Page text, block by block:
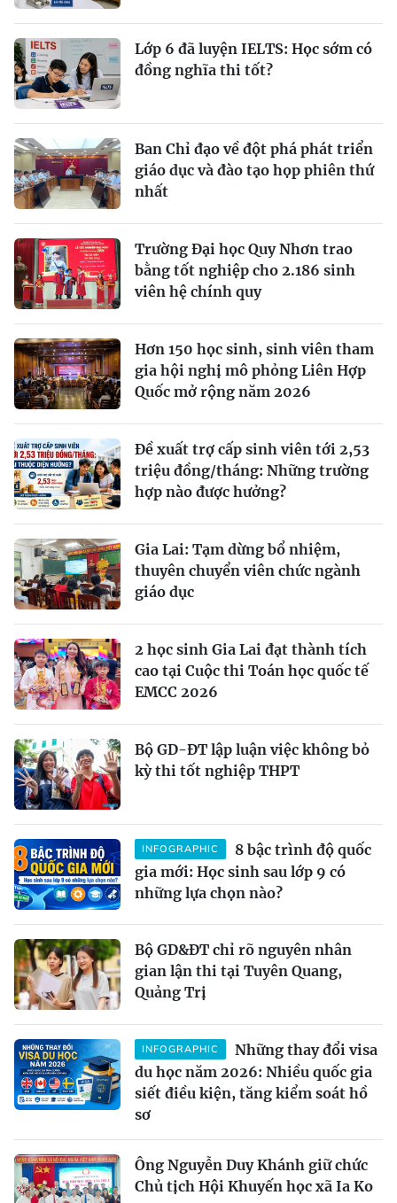
Lớp 6 đã luyện IELTS: Học sớm có
đồng nghĩa thi tốt?
Ban Chỉ đạo về đột phá phát triển
giáo dục và đào tạo họp phiên thứ
nhất
Trường Đại học Quy Nhơn trao
bằng tốt nghiệp cho 2.186 sinh
viên hệ chính quy
Hơn 150 học sinh, sinh viên tham
gia hội nghị mô phỏng Liên Hợp
Quốc mở rộng năm 2026
Đề xuất trợ cấp sinh viên tới 2,53
triệu đồng/tháng: Những trường
hợp nào được hưởng?
Gia Lai: Tạm dừng bổ nhiệm,
thuyên chuyển viên chức ngành
giáo dục
2 học sinh Gia Lai đạt thành tích
cao tại Cuộc thi Toán học quốc tế
EMCC 2026
Bộ GD-ĐT lập luận việc không bỏ
kỳ thi tốt nghiệp THPT
INFOGRAPHIC
8 bậc trình độ quốc
gia mới: Học sinh sau lớp 9 có
những lựa chọn nào?
Bộ GD&ĐT chỉ rõ nguyên nhân
gian lận thi tại Tuyên Quang,
Quảng Trị
INFOGRAPHIC
Những thay đổi visa
du học năm 2026: Nhiều quốc gia
siết điều kiện, tăng kiểm soát hồ
sơ
Ông Nguyễn Duy Khánh giữ chức
Chủ tịch Hội Khuyến học xã Ia Ko